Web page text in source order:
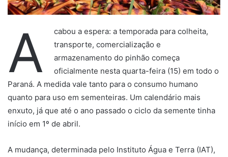
A
cabou a espera: a temporada para colheita,
transporte, comercialização e
armazenamento do pinhão começa
oficialmente nesta quarta-feira (15) em todo o
Paraná. A medida vale tanto para o consumo humano
quanto para uso em sementeiras. Um calendário mais
enxuto, já que até o ano passado o ciclo da semente tinha
início em 1º de abril.
A mudança, determinada pelo Instituto Água e Terra (IAT),